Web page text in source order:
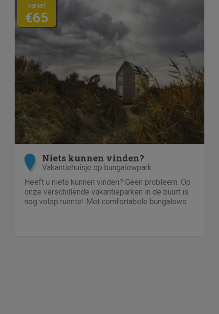
vanaf
€65
Niets kunnen vinden?
Vakantiehuisje op bungalowpark.
Heeft u niets kunnen vinden? Geen probleem. Op
onze verschillende vakantieparken in de buurt is
nog volop ruimte! Met comfortabele bungalows